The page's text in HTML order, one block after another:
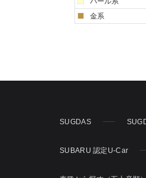
金系
SUGDAS
SUBARU 認定U-Car